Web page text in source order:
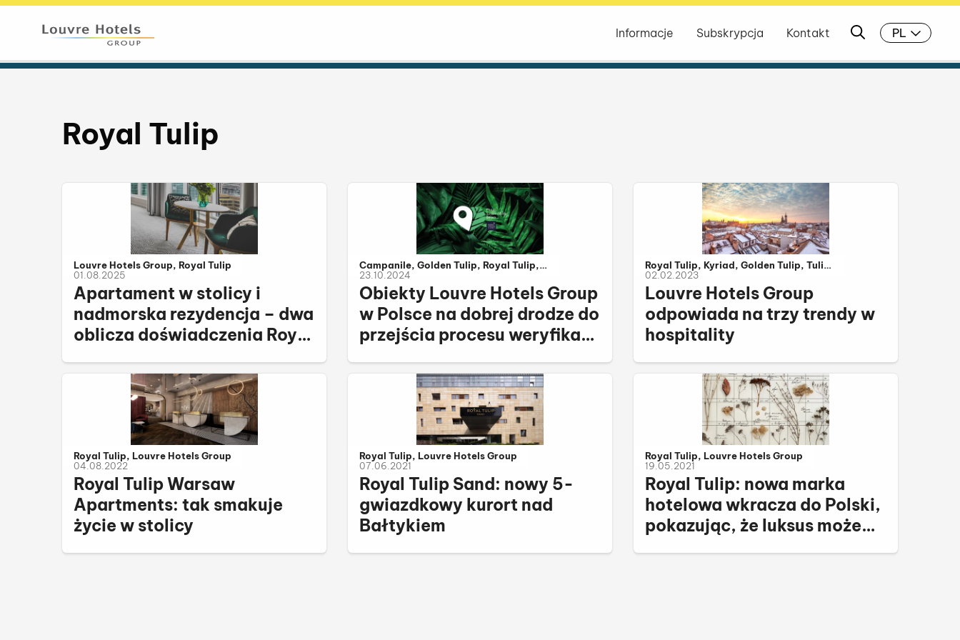
Informacje Subskrypcja Kontakt Otwórz okno
PL
Royal Tulip
Należy do kategorii:
Louvre Hotels Group, Royal Tulip
01.08.2025
Apartament w stolicy i
nadmorska rezydencja – dwa
oblicza doświadczenia Royal
Należy do kategorii:
Campanile, Golden Tulip, Royal Tulip,
Première Classe, Louvre Hotels Group,
Kyriad, Tulip Hotels & Residences,
Metropolo by Golden Tulip
23.10.2024
Obiekty Louvre Hotels Group
w Polsce na dobrej drodze do
przejścia procesu weryfikacji
Należy do kategorii:
Royal Tulip, Kyriad, Golden Tulip, Tulip
Hotels & Residences, Campanile,
Metropolo by Golden Tulip, Louvre
Hotels Group, Première Classe
02.02.2023
Louvre Hotels Group
odpowiada na trzy trendy w
hospitality
Należy do kategorii:
Royal Tulip, Louvre Hotels Group
04.08.2022
Royal Tulip Warsaw
Apartments: tak smakuje
życie w stolicy
Należy do kategorii:
Royal Tulip, Louvre Hotels Group
07.06.2021
Royal Tulip Sand: nowy 5-
gwiazdkowy kurort nad
Bałtykiem
Należy do kategorii:
Royal Tulip, Louvre Hotels Group
19.05.2021
Royal Tulip: nowa marka
hotelowa wkracza do Polski,
pokazując, że luksus może